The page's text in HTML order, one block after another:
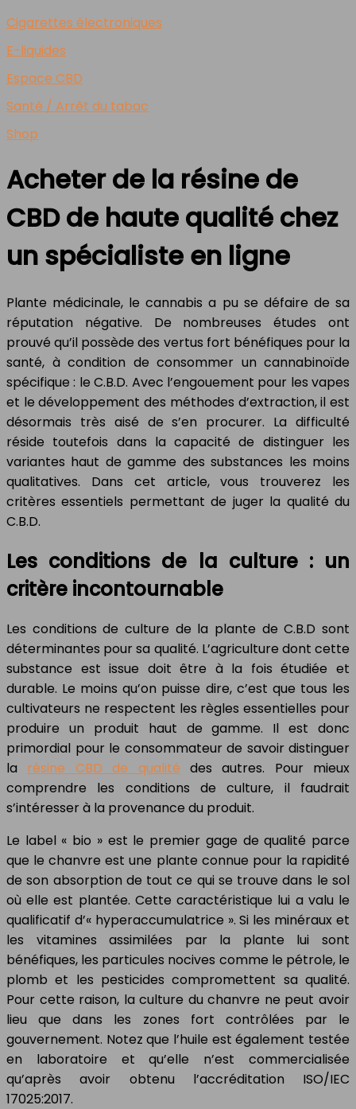
Cigarettes électroniques
E-liquides
Espace CBD
Santé / Arrêt du tabac
Shop
Acheter de la résine de
CBD de haute qualité chez
un spécialiste en ligne
Plante médicinale, le cannabis a pu se défaire de sa
réputation négative. De nombreuses études ont
prouvé qu’il possède des vertus fort bénéfiques pour la
santé, à condition de consommer un cannabinoïde
spécifique : le C.B.D. Avec l’engouement pour les vapes
et le développement des méthodes d’extraction, il est
désormais très aisé de s’en procurer. La difficulté
réside toutefois dans la capacité de distinguer les
variantes haut de gamme des substances les moins
qualitatives. Dans cet article, vous trouverez les
critères essentiels permettant de juger la qualité du
C.B.D.
Les conditions de la culture : un
critère incontournable
Les conditions de culture de la plante de C.B.D sont
déterminantes pour sa qualité. L’agriculture dont cette
substance est issue doit être à la fois étudiée et
durable. Le moins qu’on puisse dire, c’est que tous les
cultivateurs ne respectent les règles essentielles pour
produire un produit haut de gamme. Il est donc
primordial pour le consommateur de savoir distinguer
la résine CBD de qualité des autres. Pour mieux
comprendre les conditions de culture, il faudrait
s’intéresser à la provenance du produit.
Le label « bio » est le premier gage de qualité parce
que le chanvre est une plante connue pour la rapidité
de son absorption de tout ce qui se trouve dans le sol
où elle est plantée. Cette caractéristique lui a valu le
qualificatif d’« hyperaccumulatrice ». Si les minéraux et
les vitamines assimilées par la plante lui sont
bénéfiques, les particules nocives comme le pétrole, le
plomb et les pesticides compromettent sa qualité.
Pour cette raison, la culture du chanvre ne peut avoir
lieu que dans les zones fort contrôlées par le
gouvernement. Notez que l’huile est également testée
en laboratoire et qu’elle n’est commercialisée
qu’après avoir obtenu l’accréditation ISO/IEC
17025:2017.